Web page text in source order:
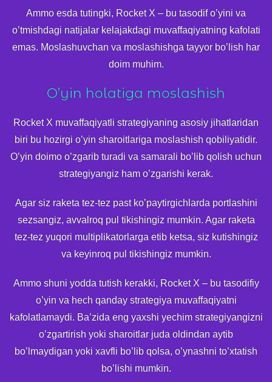
Ammo esda tutingki, Rocket X – bu tasodif o’yini va
o’tmishdagi natijalar kelajakdagi muvaffaqiyatning kafolati
emas. Moslashuvchan va moslashishga tayyor bo’lish har
doim muhim.
O’yin holatiga moslashish
Rocket X muvaffaqiyatli strategiyaning asosiy jihatlaridan
biri bu hozirgi o’yin sharoitlariga moslashish qobiliyatidir.
O’yin doimo o’zgarib turadi va samarali bo’lib qolish uchun
strategiyangiz ham o’zgarishi kerak.
Agar siz raketa tez-tez past ko’paytirgichlarda portlashini
sezsangiz, avvalroq pul tikishingiz mumkin. Agar raketa
tez-tez yuqori multiplikatorlarga etib ketsa, siz kutishingiz
va keyinroq pul tikishingiz mumkin.
Ammo shuni yodda tutish kerakki, Rocket X – bu tasodifiy
o’yin va hech qanday strategiya muvaffaqiyatni
kafolatlamaydi. Ba’zida eng yaxshi yechim strategiyangizni
o’zgartirish yoki sharoitlar juda oldindan aytib
bo’lmaydigan yoki xavfli bo’lib qolsa, o’ynashni to’xtatish
bo’lishi mumkin.